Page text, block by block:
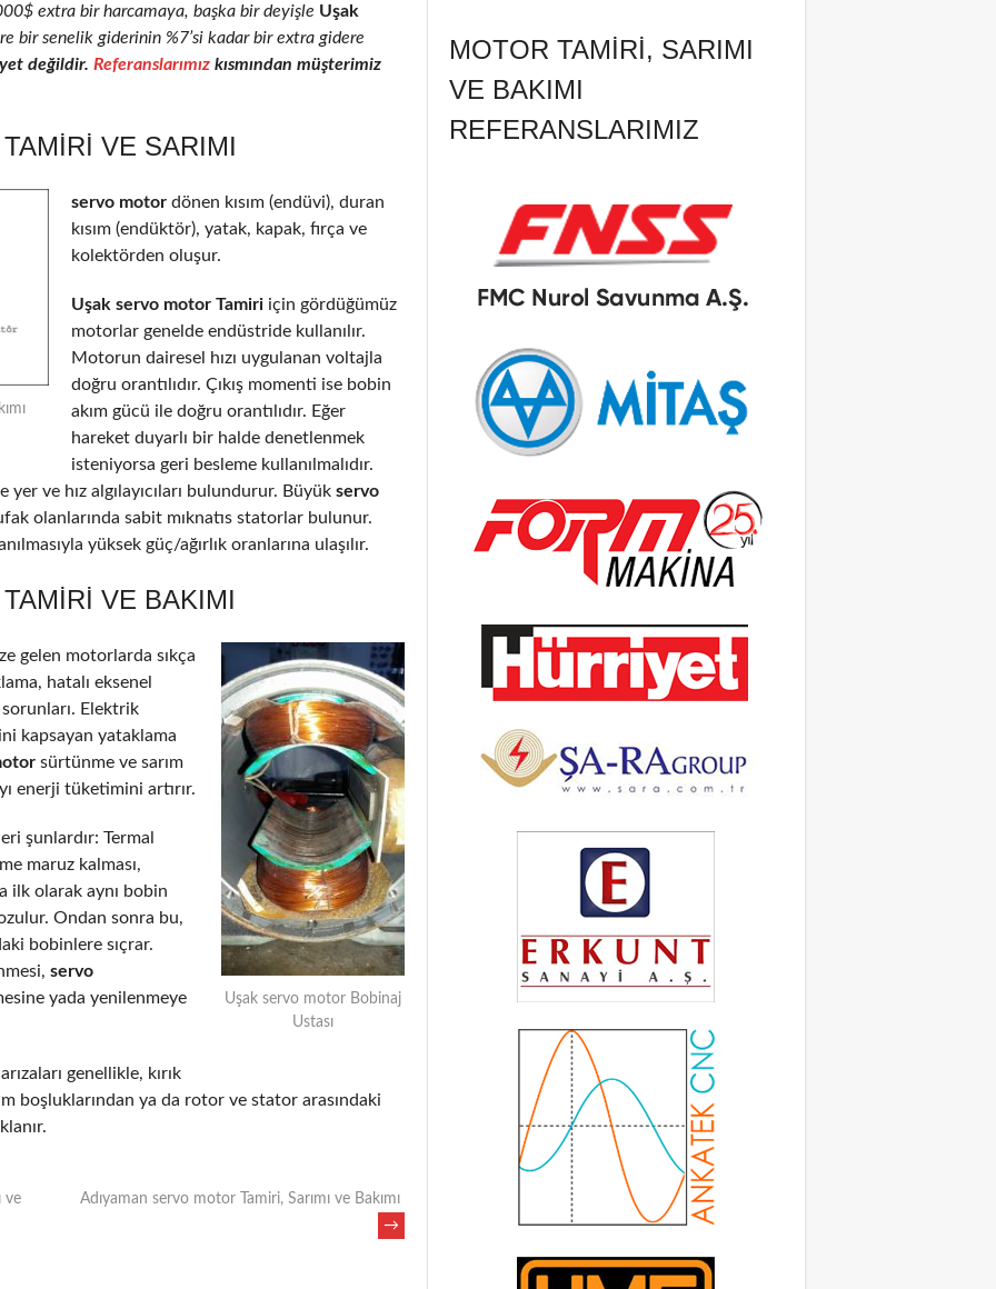
extra bir harcamaya, başka bir deyişle Uşak
bir senelik giderinin %7’si kadar bir extra gidere
değildir. Referanslarımız kısmından müşterimiz
VE SARIMI
servo motor dönen kısım (endüvi), duran
kısım (endüktör), yatak, kapak, fırça ve
kolektörden oluşur.
Uşak servo motor Tamiri için gördüğümüz
motorlar genelde endüstride kullanılır.
Motorun dairesel hızı uygulanan voltajla
doğru orantılıdır. Çıkış momenti ise bobin
akım gücü ile doğru orantılıdır. Eğer
hareket duyarlı bir halde denetlenmek
isteniyorsa geri besleme kullanılmalıdır.
ve hız algılayıcıları bulundurur. Büyük servo
olanlarında sabit mıknatıs statorlar bulunur.
yüksek güç/ağırlık oranlarına ulaşılır.
VE BAKIMI
Uşak servo motor Bobinaj
Ustası
gelen motorlarda sıkça
hatalı eksenel
Elektrik
kapsayan yataklama
sürtünme ve sarım
enerji tüketimini artırır.
şunlardır: Termal
maruz kalması,
ilk olarak aynı bobin
Ondan sonra bu,
bobinlere sıçrar.
servo
yada yenilenmeye
genellikle, kırık
boşluklarından ya da rotor ve stator arasındaki
ve
Adıyaman servo motor Tamiri, Sarımı ve Bakımı
→
MOTOR TAMIRI, SARIMI
VE BAKIMI
REFERANSLARIMIZ